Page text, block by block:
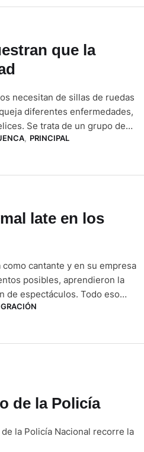
que la
necesitan de sillas de ruedas
diferentes enfermedades,
Se trata de un grupo de
entre los 74 y 103 años,
, PRINCIPAL
late en los
cantante y en su empresa
posibles, aprendieron la
de espectáculos. Todo eso
Asmal, quienes
de la Policía
la Policía Nacional recorre la